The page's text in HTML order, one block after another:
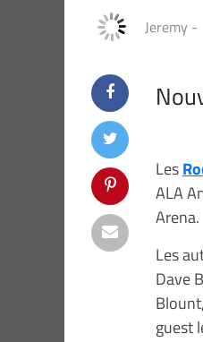
Jeremy -
Les
ALA
Arena.
Les
Dave
guest